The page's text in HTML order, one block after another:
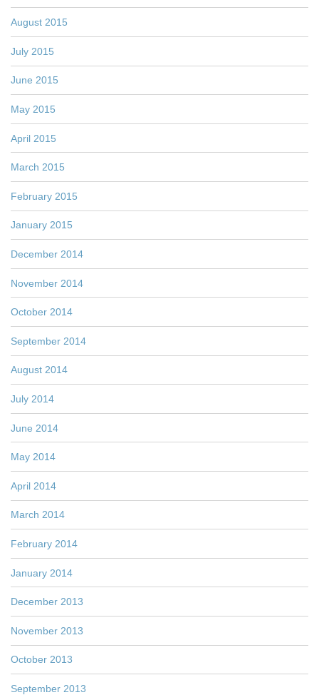
August 2015
July 2015
June 2015
May 2015
April 2015
March 2015
February 2015
January 2015
December 2014
November 2014
October 2014
September 2014
August 2014
July 2014
June 2014
May 2014
April 2014
March 2014
February 2014
January 2014
December 2013
November 2013
October 2013
September 2013